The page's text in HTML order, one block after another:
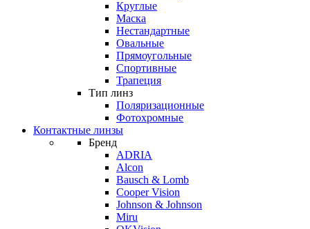
Круглые
Маска
Нестандартные
Овальные
Прямоугольные
Спортивные
Трапеция
Тип линз
Поляризационные
Фотохромные
Контактные линзы
Бренд
ADRIA
Alcon
Bausch & Lomb
Cooper Vision
Johnson & Johnson
Miru